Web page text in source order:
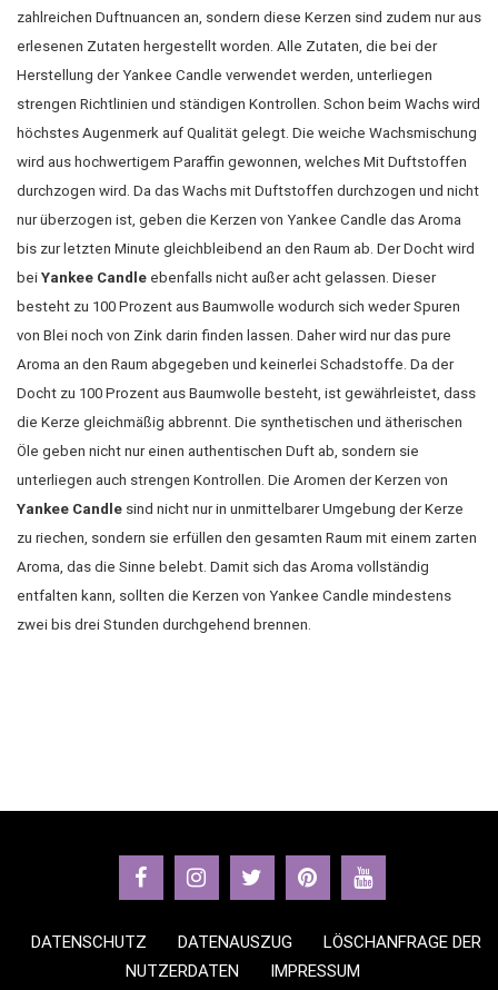
zahlreichen Duftnuancen an, sondern diese Kerzen sind zudem nur aus
erlesenen Zutaten hergestellt worden. Alle Zutaten, die bei der
Herstellung der Yankee Candle verwendet werden, unterliegen
strengen Richtlinien und ständigen Kontrollen. Schon beim Wachs wird
höchstes Augenmerk auf Qualität gelegt. Die weiche Wachsmischung
wird aus hochwertigem Paraffin gewonnen, welches Mit Duftstoffen
durchzogen wird. Da das Wachs mit Duftstoffen durchzogen und nicht
nur überzogen ist, geben die Kerzen von Yankee Candle das Aroma
bis zur letzten Minute gleichbleibend an den Raum ab. Der Docht wird
bei Yankee Candle ebenfalls nicht außer acht gelassen. Dieser
besteht zu 100 Prozent aus Baumwolle wodurch sich weder Spuren
von Blei noch von Zink darin finden lassen. Daher wird nur das pure
Aroma an den Raum abgegeben und keinerlei Schadstoffe. Da der
Docht zu 100 Prozent aus Baumwolle besteht, ist gewährleistet, dass
die Kerze gleichmäßig abbrennt. Die synthetischen und ätherischen
Öle geben nicht nur einen authentischen Duft ab, sondern sie
unterliegen auch strengen Kontrollen. Die Aromen der Kerzen von
Yankee Candle sind nicht nur in unmittelbarer Umgebung der Kerze
zu riechen, sondern sie erfüllen den gesamten Raum mit einem zarten
Aroma, das die Sinne belebt. Damit sich das Aroma vollständig
entfalten kann, sollten die Kerzen von Yankee Candle mindestens
zwei bis drei Stunden durchgehend brennen.
DATENSCHUTZ DATENAUSZUG
LÖSCHANFRAGE DER
NUTZERDATEN
IMPRESSUM